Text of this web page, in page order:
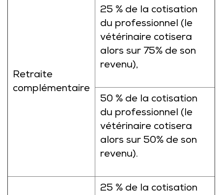
Retraite
complémentaire
25 % de la cotisation
du professionnel (le
vétérinaire cotisera
alors sur 75% de son
revenu),
50 % de la cotisation
du professionnel (le
vétérinaire cotisera
alors sur 50% de son
revenu).
25 % de la cotisation